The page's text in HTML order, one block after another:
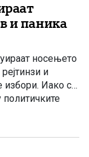
и паника
носењето
и
избори. Иако со
закон,
во